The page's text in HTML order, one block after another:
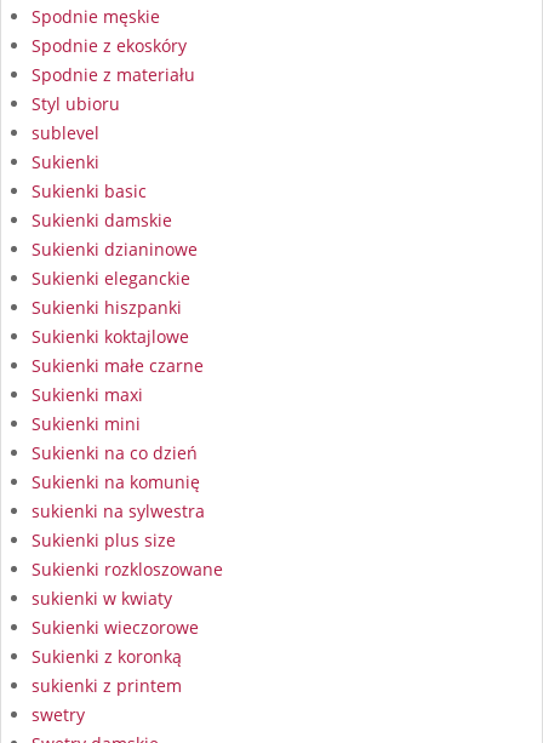
Spodnie męskie
Spodnie z ekoskóry
Spodnie z materiału
Styl ubioru
sublevel
Sukienki
Sukienki basic
Sukienki damskie
Sukienki dzianinowe
Sukienki eleganckie
Sukienki hiszpanki
Sukienki koktajlowe
Sukienki małe czarne
Sukienki maxi
Sukienki mini
Sukienki na co dzień
Sukienki na komunię
sukienki na sylwestra
Sukienki plus size
Sukienki rozkloszowane
sukienki w kwiaty
Sukienki wieczorowe
Sukienki z koronką
sukienki z printem
swetry